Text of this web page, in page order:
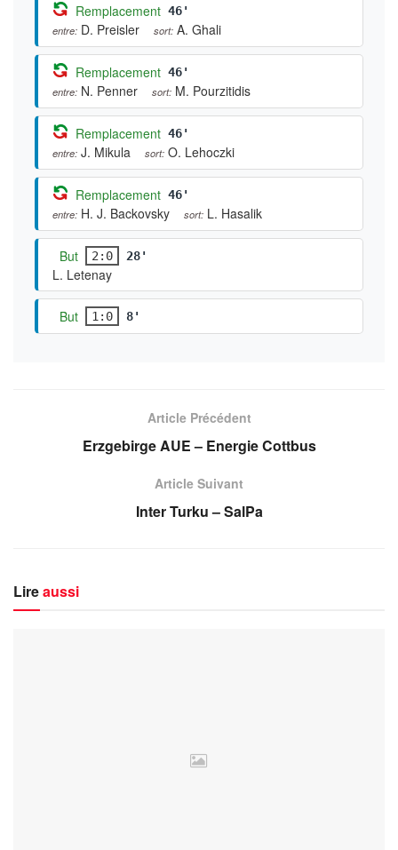
Remplacement 46'
entre: D. Preisler sort: A. Ghali
Remplacement 46'
entre: N. Penner sort: M. Pourzitidis
Remplacement 46'
entre: J. Mikula sort: O. Lehoczki
Remplacement 46'
entre: H. J. Backovsky sort: L. Hasalik
But 2:0 28'
L. Letenay
But 1:0 8'
Article Précédent
Erzgebirge AUE – Energie Cottbus
Article Suivant
Inter Turku – SalPa
Lireaussi